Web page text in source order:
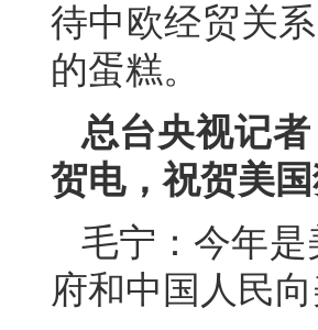
待中欧经贸关
的蛋糕。
总台央视记
贺电，祝贺美
毛宁：今年
府和中国人民